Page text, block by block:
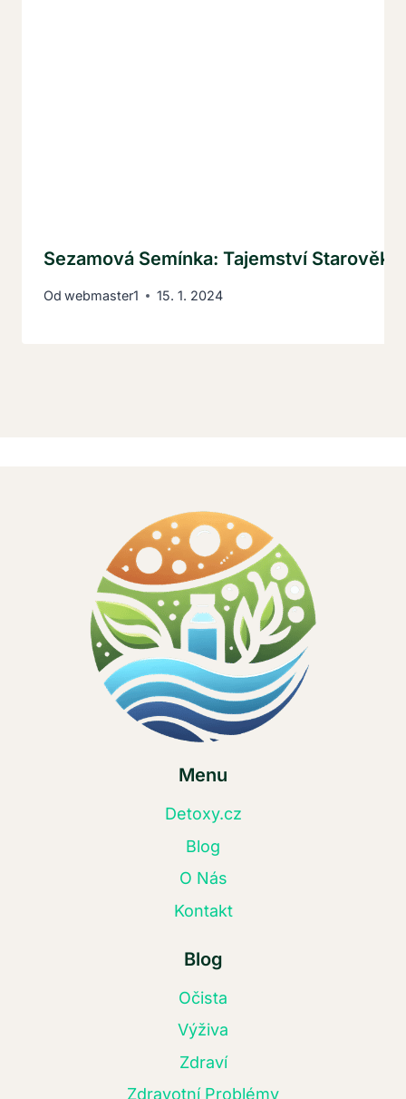
Sezamová Semínka: Tajemství
Od webmaster1 15. 1. 2024
Menu
Detoxy.cz
Blog
O Nás
Kontakt
Blog
Očista
Výživa
Zdraví
Zdravotní Problémy